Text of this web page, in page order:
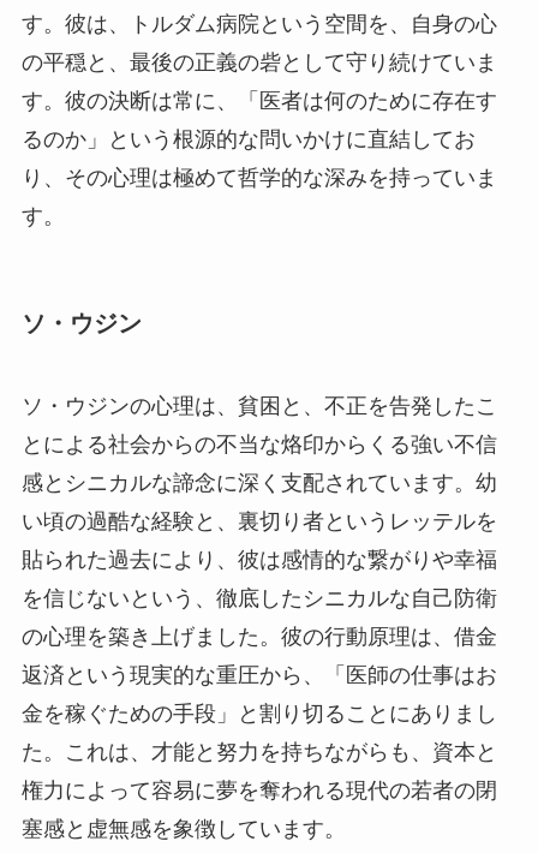
す。彼は、トルダム病院という空間を、自身の心
の平穏と、最後の正義の砦として守り続けていま
す。彼の決断は常に、「医者は何のために存在す
るのか」という根源的な問いかけに直結してお
り、その心理は極めて哲学的な深みを持っていま
す。
ソ・ウジン
ソ・ウジンの心理は、貧困と、不正を告発したこ
とによる社会からの不当な烙印からくる強い不信
感とシニカルな諦念に深く支配されています。幼
い頃の過酷な経験と、裏切り者というレッテルを
貼られた過去により、彼は感情的な繋がりや幸福
を信じないという、徹底したシニカルな自己防衛
の心理を築き上げました。彼の行動原理は、借金
返済という現実的な重圧から、「医師の仕事はお
金を稼ぐための手段」と割り切ることにありまし
た。これは、才能と努力を持ちながらも、資本と
権力によって容易に夢を奪われる現代の若者の閉
塞感と虚無感を象徴しています。